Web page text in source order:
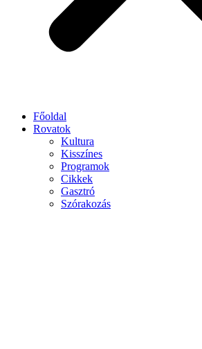
Főoldal
Rovatok
Kultura
Kisszínes
Programok
Cikkek
Gasztró
Szórakozás